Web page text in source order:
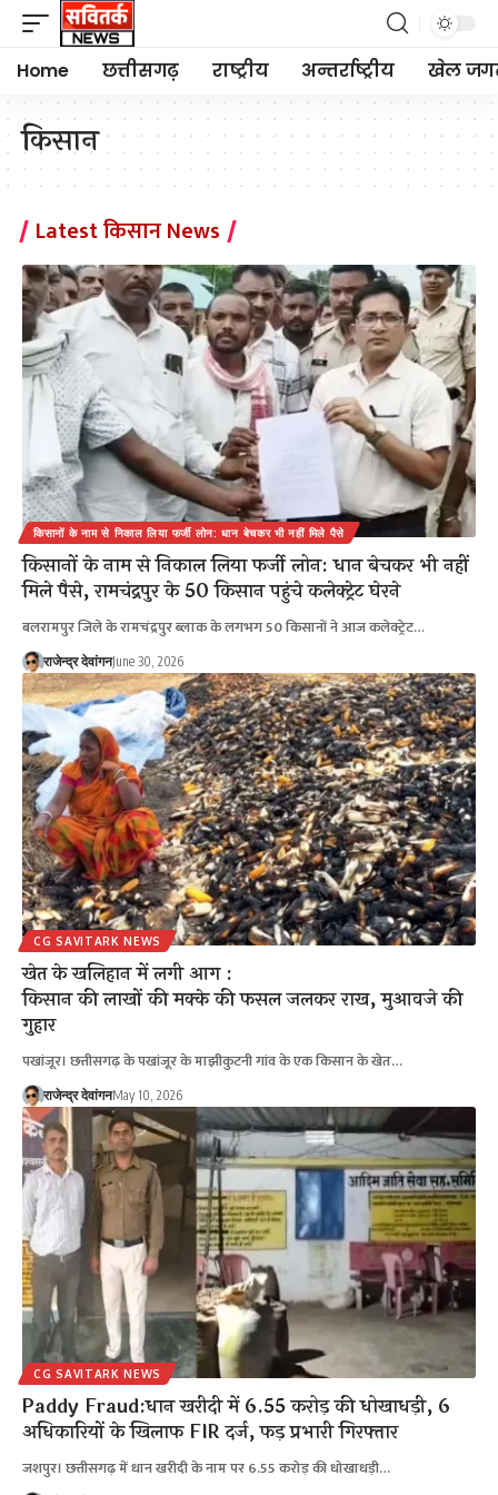
Home छत्तीसगढ़ राष्ट्रीय अन्तर्राष्ट्रीय खेल
किसान
Latest किसान News
किसानों के नाम से निकाल लिया फर्जी लोन: धान बेचकर भी नहीं मिले पैसे
किसानों के नाम से निकाल लिया फर्जी लोन: धान बेचकर भी नहीं
मिले पैसे, रामचंद्रपुर के 50 किसान पहुंचे कलेक्ट्रेट घेरने
बलरामपुर जिले के रामचंद्रपुर ब्लाक के लगभग 50 किसानों ने आज कलेक्ट्रेट…
राजेन्द्र देवांगनJune 30, 2026
CG SAVITARK NEWS
खेत के खलिहान में लगी आग :
किसान की लाखों की मक्के की फसल जलकर राख, मुआवजे की
गुहार
पखांजूर। छत्तीसगढ़ के पखांजूर के माझीकुटनी गांव के एक किसान के खेत…
राजेन्द्र देवांगनMay 10, 2026
CG SAVITARK NEWS
Paddy Fraud:धान खरीदी में 6.55 करोड़ की धोखाधड़ी, 6
अधिकारियों के खिलाफ FIR दर्ज, फड़ प्रभारी गिरफ्तार
जशपुर। छत्तीसगढ़ में धान खरीदी के नाम पर 6.55 करोड़ की धोखाधड़ी…